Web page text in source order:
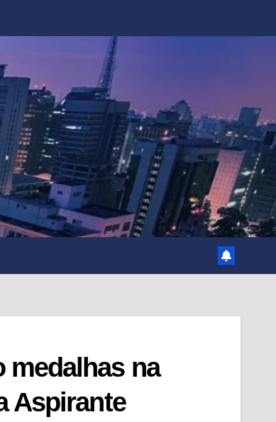
medalhas na
Aspirante